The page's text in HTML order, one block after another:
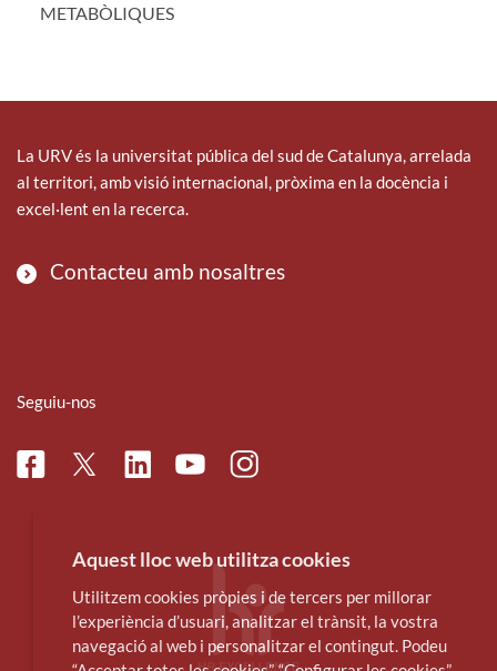
METABÒLIQUES
La URV és la universitat pública del sud de Catalunya, arrelada
al territori, amb visió internacional, pròxima en la docència i
excel·lent en la recerca.
Contacteu amb nosaltres
Seguiu-nos
FacebookTwitterLinkedinYoutubeInstagram
Aquest lloc web utilitza cookies
Utilitzem cookies pròpies i de tercers per millorar
l’experiència d’usuari, analitzar el trànsit, la vostra
navegació al web i personalitzar el contingut. Podeu